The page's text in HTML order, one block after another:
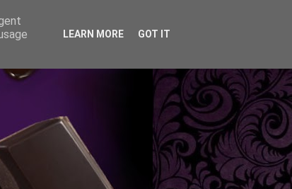
LEARN MORE GOT IT